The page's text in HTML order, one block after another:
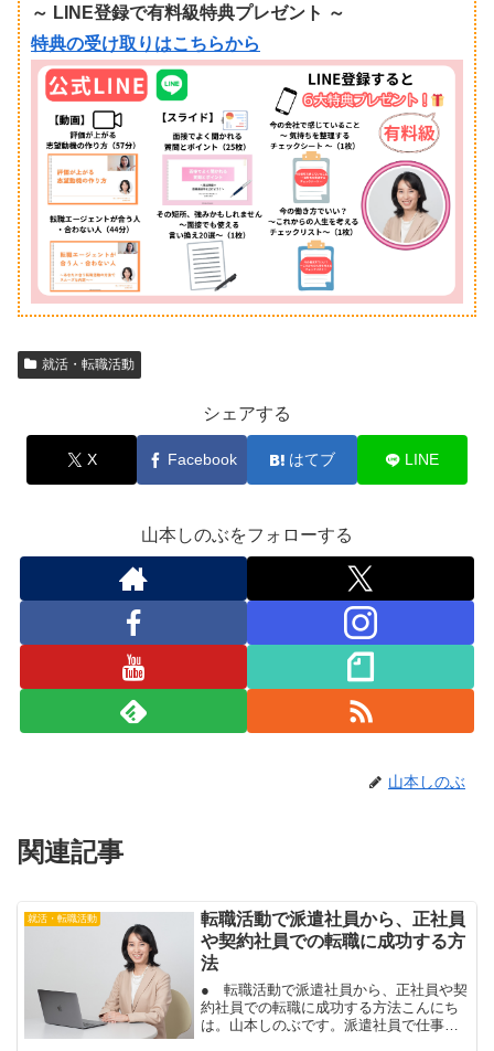
～ LINE登録で有料級特典プレゼント ～
特典の受け取りはこちらから
就活・転職活動
シェアする
X Facebook はてブ LINE
山本しのぶをフォローする
山本しのぶ
関連記事
就活・転職活動
転職活動で派遣社員から、正社員
や契約社員での転職に成功する方
法
● 転職活動で派遣社員から、正社員や契
約社員での転職に成功する方法こんにち
は。山本しのぶです。派遣社員で仕事を